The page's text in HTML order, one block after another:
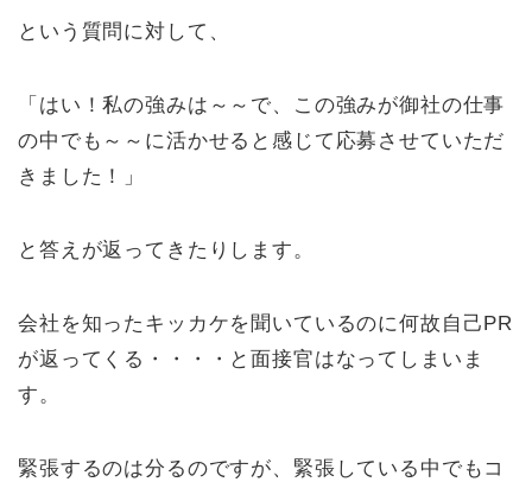
という質問に対して、
「はい！私の強みは～～で、この強みが御社の仕事
の中でも～～に活かせると感じて応募させていただ
きました！」
と答えが返ってきたりします。
会社を知ったキッカケを聞いているのに何故自己PR
が返ってくる・・・・と面接官はなってしまいま
す。
緊張するのは分るのですが、緊張している中でもコ